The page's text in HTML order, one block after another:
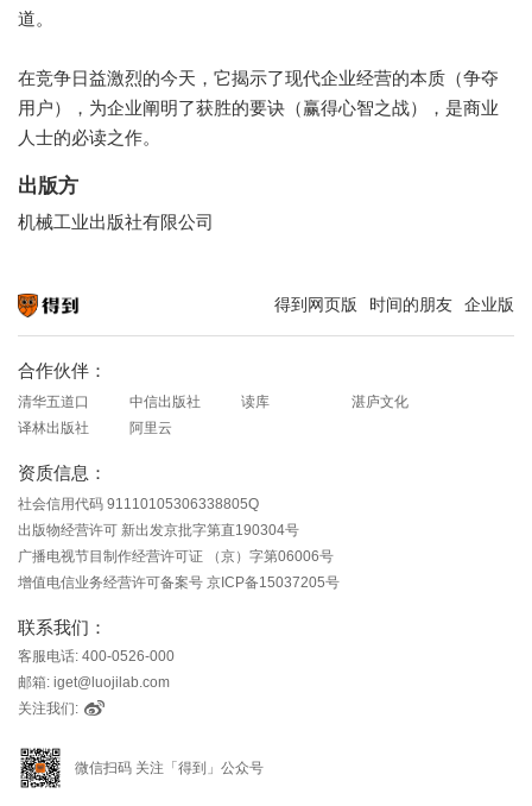
道。
在竞争日益激烈的今天，它揭示了现代企业经营的本质（争夺
用户），为企业阐明了获胜的要诀（赢得心智之战），是商业
人士的必读之作。
出版方
机械工业出版社有限公司
得到网页版 时间的朋友 企业版
合作伙伴：
清华五道口 中信出版社 读库
湛庐文化
译林出版社
阿里云
资质信息：
社会信用代码 91110105306338805Q
出版物经营许可 新出发京批字第直190304号
广播电视节目制作经营许可证 （京）字第06006号
增值电信业务经营许可备案号 京ICP备15037205号
联系我们：
客服电话: 400-0526-000
邮箱: iget@luojilab.com
关注我们:
微信扫码 关注「得到」公众号